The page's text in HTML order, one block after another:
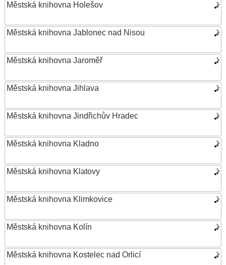
Městská knihovna Holešov
Městská knihovna Jablonec nad Nisou
Městská knihovna Jaroměř
Městská knihovna Jihlava
Městská knihovna Jindřichův Hradec
Městská knihovna Kladno
Městská knihovna Klatovy
Městská knihovna Klimkovice
Městská knihovna Kolín
Městská knihovna Kostelec nad Orlicí